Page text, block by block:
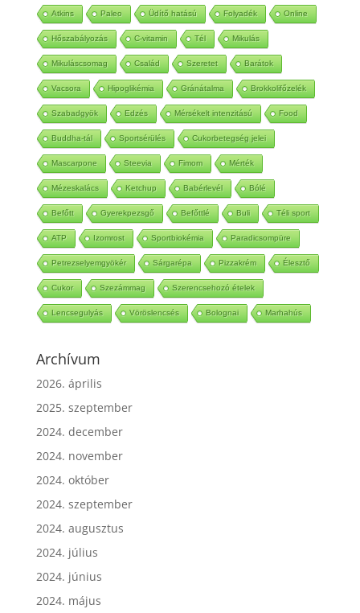
Atkins Paleo Üdítő hatású Folyadék Online
Hőszabályozás C-vitamin Tél Mikulás
Mikuláscsomag Család Szeretet Barátok
Vacsora Hipoglikémia Gránátalma Brokkolifőzelék
Szabadgyök Edzés Mérsékelt intenzitású Food
Buddha-tál Sportsérülés Cukorbetegség jelei
Mascarpone Steevia Fimom Mérték
Mézeskalács Ketchup Babérlevél Bólé
Befőtt Gyerekpezsgő Befőttlé Buli Téli sport
ATP Izomrost Sportbiokémia Paradicsompüre
Petrezselyemgyökér Sárgarépa Pizzakrém Élesztő
Cukor Szezámmag Szerencsehozó ételek
Lencsegulyás Vöröslencsés Bolognai Marhahús
Archívum
2026. április
2025. szeptember
2024. december
2024. november
2024. október
2024. szeptember
2024. augusztus
2024. július
2024. június
2024. május